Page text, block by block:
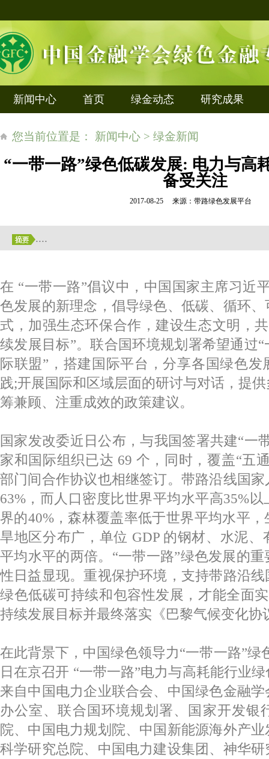
新闻中心 首页 绿金动态 研究成果
您当前位置是： 新闻中心 > 绿金新闻
“一带一路”绿色低碳发展: 电力与高
备受关注
2017-08-25 来源：带路绿色发展平台
....
在 “一带一路”倡议中，中国国家主席习近
色发展的新理念，倡导绿色、低碳、循环
式，加强生态环保合作，建设生态文明，
续发展目标”。联合国环境规划署希望通过
际联盟”，搭建国际平台，分享各国绿色发
践;开展国际和区域层面的研讨与对话，提
筹兼顾、注重成效的政策建议。
国家发改委近日公布，与我国签署共建“一
家和国际组织已达 69 个，同时，覆盖“五
部门间合作协议也相继签订。带路沿线国
63%，而人口密度比世界平均水平高35%
界的40%，森林覆盖率低于世界平均水平
旱地区分布广，单位 GDP 的钢材、水泥
平均水平的两倍。“一带一路”绿色发展的
性日益显现。重视保护环境，支持带路沿
绿色低碳可持续和包容性发展，才能全面
持续发展目标并最终落实《巴黎气候变化协
在此背景下，中国绿色领导力“一带一路”绿
日在京召开 “一带一路”电力与高耗能行业
来自中国电力企业联合会、中国绿色金融
办公室、联合国环境规划署、国家开发银
院、中国电力规划院、中国新能源海外产
科学研究总院、中国电力建设集团、神华